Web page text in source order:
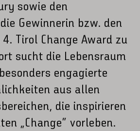
sowie den
Gewinnerin bzw. den
Tirol Change Award zu
sucht die Lebensraum
engagierte
aus allen
die inspirieren
„Change“ vorleben.